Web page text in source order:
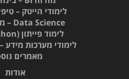
לימודי הייטק –
Data Science – מידע חשוב
לימוד פייתון (Python) ו – R
לימודי מערכות מידע
מאמרים
אודות